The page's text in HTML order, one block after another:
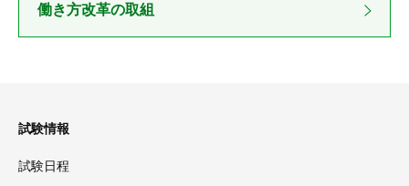
働き方改革の取組
試験情報
試験日程